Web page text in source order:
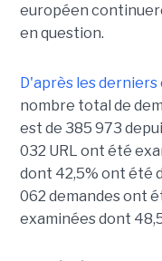
européen
en question.
D'après les
nombre total de
est de 385 973
032 URL ont été
dont 42,5% ont été
062 demandes ont
examinées dont